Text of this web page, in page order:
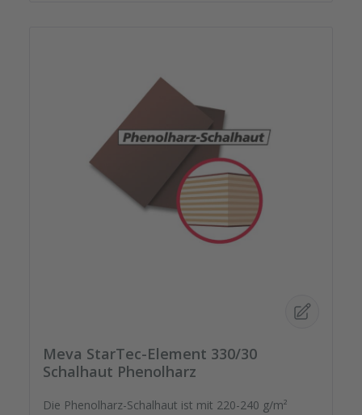
Meva StarTec-Element 330/30
Schalhaut Phenolharz
Die Phenolharz-Schalhaut ist mit 220-240 g/m²